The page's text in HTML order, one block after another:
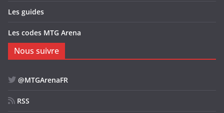
Les guides
Les codes MTG Arena
Nous suivre
@MTGArenaFR
RSS